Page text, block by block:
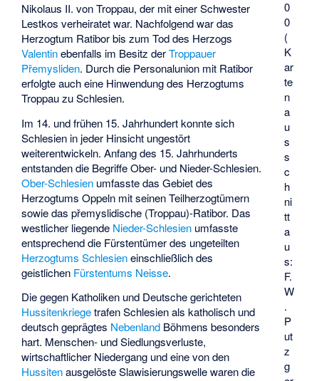
0
0
(
K
ar
te
n
a
u
s
s
c
h
ni
tt
a
u
s:
F.
W
.
P
ut
z
g
Nikolaus II. von Troppau, der mit einer Schwester
Lestkos verheiratet war. Nachfolgend war das
Herzogtum Ratibor bis zum Tod des Herzogs
Valentinebenfalls im Besitz derTroppauer
Přemysliden. Durch die Personalunion mit Ratibor
erfolgte auch eine Hinwendung des Herzogtums
Troppau zu Schlesien.
Im 14. und frühen 15. Jahrhundert konnte sich
Schlesien in jeder Hinsicht ungestört
weiterentwickeln. Anfang des 15. Jahrhunderts
entstanden die Begriffe Ober- und Nieder-Schlesien.
Ober-Schlesien umfasste das Gebiet des
Herzogtums Oppeln mit seinen Teilherzogtümern
sowie das přemyslidische (Troppau)-Ratibor. Das
westlicher liegende Nieder-Schlesien umfasste
entsprechend die Fürstentümer des ungeteilten
Herzogtums Schlesieneinschließlich des
geistlichen Fürstentums Neisse.
Die gegen Katholiken und Deutsche gerichteten
Hussitenkriegetrafen Schlesien als katholisch und
deutsch geprägtes Nebenland Böhmens besonders
hart. Menschen- und Siedlungsverluste,
wirtschaftlicher Niedergang und eine von den
Hussitenausgelöste Slawisierungswelle waren die